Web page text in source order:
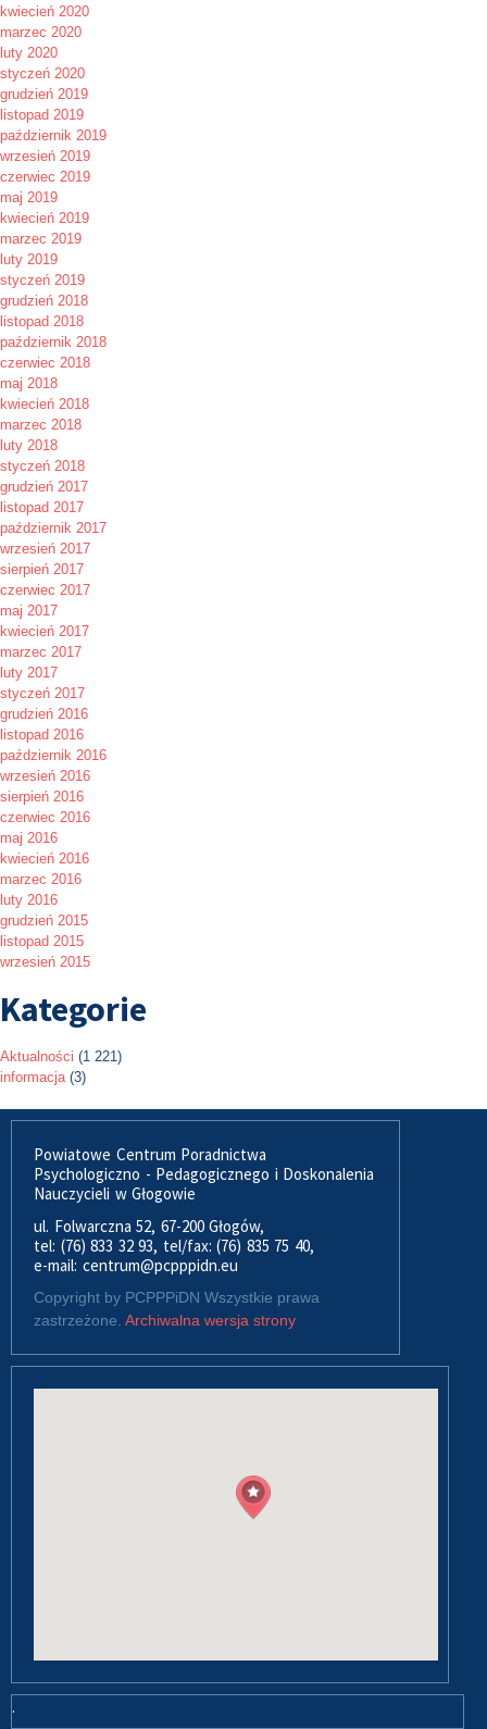
kwiecień 2020
marzec 2020
luty 2020
styczeń 2020
grudzień 2019
listopad 2019
październik 2019
wrzesień 2019
czerwiec 2019
maj 2019
kwiecień 2019
marzec 2019
luty 2019
styczeń 2019
grudzień 2018
listopad 2018
październik 2018
czerwiec 2018
maj 2018
kwiecień 2018
marzec 2018
luty 2018
styczeń 2018
grudzień 2017
listopad 2017
październik 2017
wrzesień 2017
sierpień 2017
czerwiec 2017
maj 2017
kwiecień 2017
marzec 2017
luty 2017
styczeń 2017
grudzień 2016
listopad 2016
październik 2016
wrzesień 2016
sierpień 2016
czerwiec 2016
maj 2016
kwiecień 2016
marzec 2016
luty 2016
grudzień 2015
listopad 2015
wrzesień 2015
Kategorie
Aktualności (1 221)
informacja(3)
Powiatowe Centrum Poradnictwa
Psychologiczno - Pedagogicznego i Doskonalenia
Nauczycieli w Głogowie
ul. Folwarczna 52, 67-200 Głogów,
tel: (76) 833 32 93, tel/fax: (76) 835 75 40,
e-mail: centrum@pcpppidn.eu
Copyright by PCPPPiDN Wszystkie prawa
zastrzeżone. Archiwalna wersja strony
.